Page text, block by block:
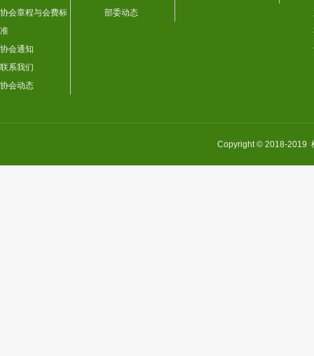
协会章程与会费标
准
协会通知
联系我们
协会动态
部委动态
Copyright © 2018-2019